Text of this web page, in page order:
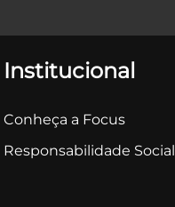
Institucional
Conheça a Focus
Responsabilidade Social